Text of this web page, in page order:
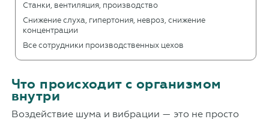
Станки, вентиляция, производство
Снижение слуха, гипертония, невроз, снижение
концентрации
Все сотрудники производственных цехов
Что происходит с организмом
внутри
Воздействие шума и вибрации — это не просто